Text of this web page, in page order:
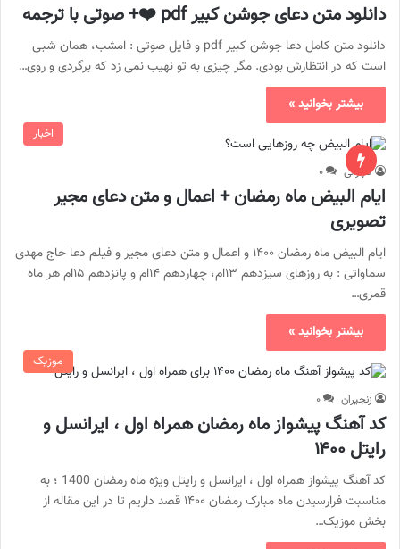
دانلود متن دعای جوشن كبير pdf ❤️+ صوتی با ترجمه
دانلود متن کامل دعا جوشن كبير pdf و فایل صوتی : امشب، همان شبی
است که در انتظارش بودی. مگر چیزی به تو نهیب نمی ‏زد که برگردی و روی…
بیشتر بخوانید »
اخبار
طهرانی ۰
ایام البیض ماه رمضان + اعمال و متن دعای مجیر
تصویری
ایام البیض ماه رمضان ۱۴۰۰ و اعمال و متن دعای مجیر و فیلم دعا حاج مهدی
سماواتی : به روزهای سیزدهم ۱۳ام، چهاردهم ۱۴ام و پانزدهم ۱۵ام هر ماه
قمری…
بیشتر بخوانید »
موزیک
زنجیران ۰
کد آهنگ پیشواز ماه رمضان همراه اول ، ایرانسل و
رایتل ۱۴۰۰
کد آهنگ پیشواز همراه اول ، ایرانسل و رایتل ویژه ماه رمضان 1400 ؛ به
مناسبت فرارسیدن ماه مبارک رمضان ۱۴۰۰ قصد داریم تا در این مقاله از
بخش موزیک…